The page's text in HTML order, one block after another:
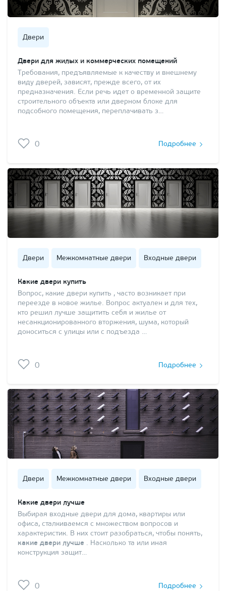
Двери
Двери для жилых и коммерческих помещений
Требования, предъявляемые к качеству и внешнему
виду дверей, зависят, прежде всего, от их
предназначения. Если речь идет о временной защите
строительного объекта или дверном блоке для
подсобного помещения, переплачивать з…
0 Подробнее
Двери Межкомнатные двери Входные двери
Какие двери купить
Вопрос, какие двери купить , часто возникает при
переезде в новое жилье. Вопрос актуален и для тех,
кто решил лучше защитить себя и жилье от
несанкционированного вторжения, шума, который
доноситься с улицы или с подъезда …
0 Подробнее
Двери Межкомнатные двери Входные двери
Какие двери лучше
Выбирая входные двери для дома, квартиры или
офиса, сталкиваемся с множеством вопросов и
характеристик. В них стоит разобраться, чтобы понять,
какие двери лучше . Насколько та или иная
конструкция защит…
0 Подробнее